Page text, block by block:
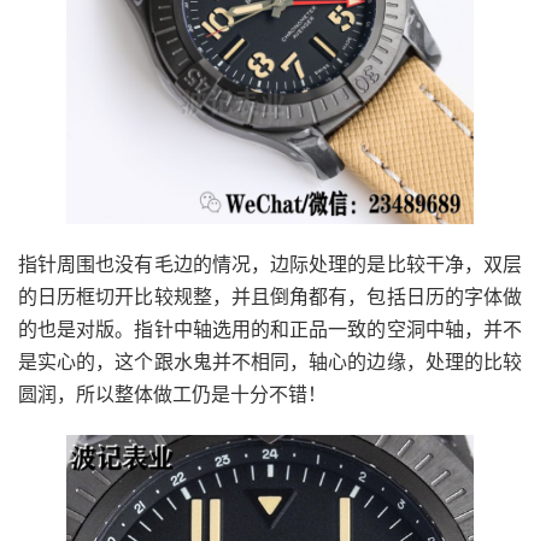
指针周围也没有毛边的情况，边际处理的是比较干净，双层
的日历框切开比较规整，并且倒角都有，包括日历的字体做
的也是对版。指针中轴选用的和正品一致的空洞中轴，并不
是实心的，这个跟水鬼并不相同，轴心的边缘，处理的比较
圆润，所以整体做工仍是十分不错！